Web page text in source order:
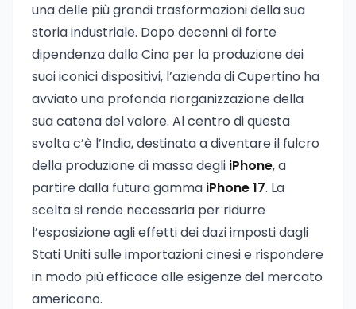
una delle più grandi trasformazioni della sua
storia industriale. Dopo decenni di forte
dipendenza dalla Cina per la produzione dei
suoi iconici dispositivi, l’azienda di Cupertino ha
avviato una profonda riorganizzazione della
sua catena del valore. Al centro di questa
svolta c’è l’India, destinata a diventare il fulcro
della produzione di massa degli iPhone, a
partire dalla futura gamma iPhone 17. La
scelta si rende necessaria per ridurre
l’esposizione agli effetti dei dazi imposti dagli
Stati Uniti sulle importazioni cinesi e rispondere
in modo più efficace alle esigenze del mercato
americano.